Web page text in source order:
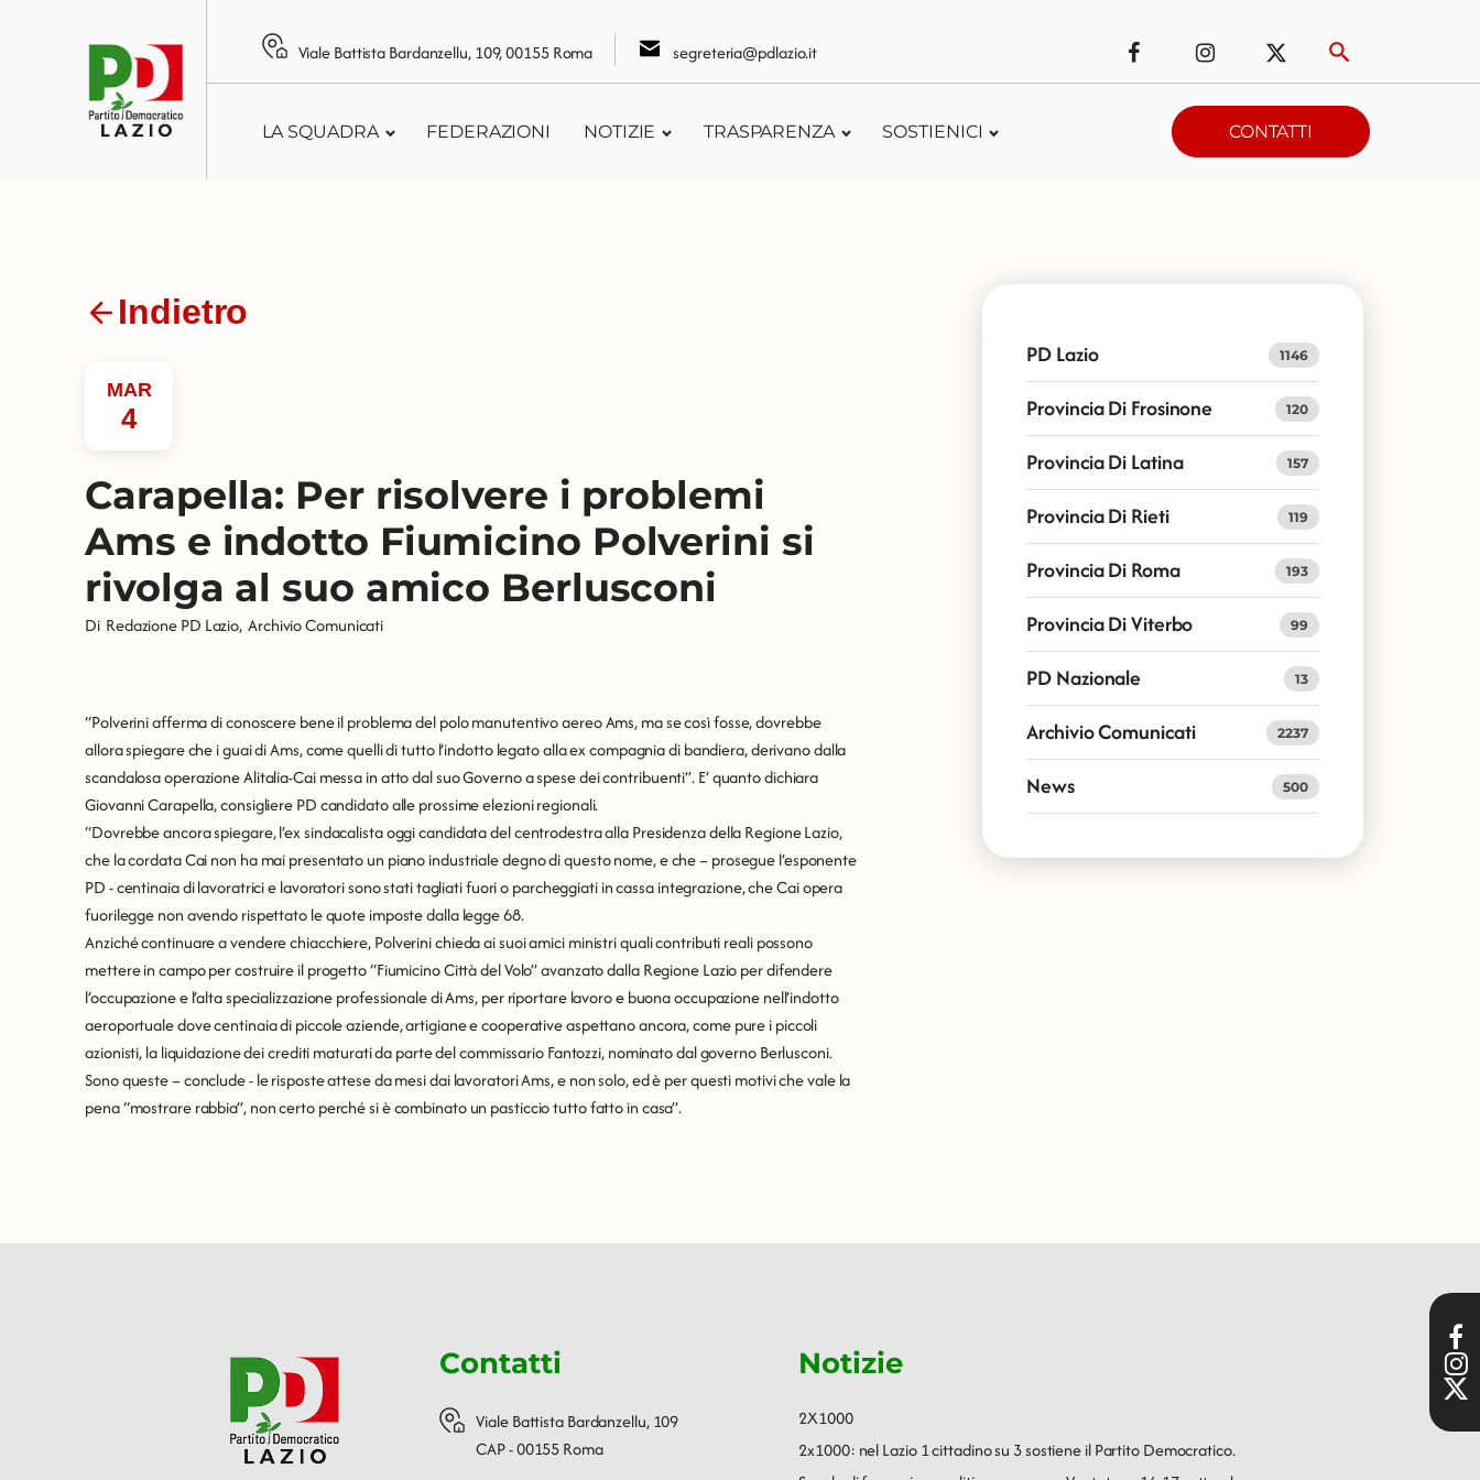
Viale Battista Bardanzellu, 109, 00155 Roma segreteria@pdlazio.it
LA SQUADRA FEDERAZIONI NOTIZIE TRASPARENZA SOSTIENICI CONTATTI
Indietro
MAR
4
Carapella: Per risolvere i problemi
Ams e indotto Fiumicino Polverini si
rivolga al suo amico Berlusconi
Di Redazione PD Lazio, Archivio Comunicati
“Polverini afferma di conoscere bene il problema del polo manutentivo aereo Ams, ma se così fosse, dovrebbe
allora spiegare che i guai di Ams, come quelli di tutto l’indotto legato alla ex compagnia di bandiera, derivano dalla
scandalosa operazione Alitalia-Cai messa in atto dal suo Governo a spese dei contribuenti”. E’ quanto dichiara
Giovanni Carapella, consigliere PD candidato alle prossime elezioni regionali.
“Dovrebbe ancora spiegare, l’ex sindacalista oggi candidata del centrodestra alla Presidenza della Regione Lazio,
che la cordata Cai non ha mai presentato un piano industriale degno di questo nome, e che – prosegue l’esponente
PD - centinaia di lavoratrici e lavoratori sono stati tagliati fuori o parcheggiati in cassa integrazione, che Cai opera
fuorilegge non avendo rispettato le quote imposte dalla legge 68.
Anziché continuare a vendere chiacchiere, Polverini chieda ai suoi amici ministri quali contributi reali possono
mettere in campo per costruire il progetto “Fiumicino Città del Volo” avanzato dalla Regione Lazio per difendere
l’occupazione e l’alta specializzazione professionale di Ams, per riportare lavoro e buona occupazione nell’indotto
aeroportuale dove centinaia di piccole aziende, artigiane e cooperative aspettano ancora, come pure i piccoli
azionisti, la liquidazione dei crediti maturati da parte del commissario Fantozzi, nominato dal governo Berlusconi.
Sono queste – conclude - le risposte attese da mesi dai lavoratori Ams, e non solo, ed è per questi motivi che vale la
pena “mostrare rabbia”, non certo perché si è combinato un pasticcio tutto fatto in casa”.
PD Lazio 1146
Provincia Di Frosinone 120
Provincia Di Latina 157
Provincia Di Rieti 119
Provincia Di Roma 193
Provincia Di Viterbo 99
PD Nazionale 13
Archivio Comunicati 2237
News 500
Contatti
Viale Battista Bardanzellu, 109
CAP - 00155 Roma
Notizie
2X1000
2x1000: nel Lazio 1 cittadino su 3 sostiene il Partito Democratico.